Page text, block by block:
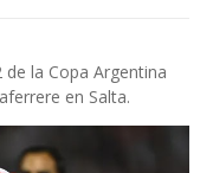
la Copa Argentina
en Salta.